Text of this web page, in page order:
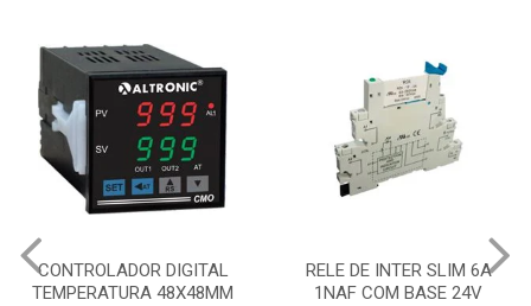
RELE DE INTER SLIM 6A
1NAF COM BASE 24V
INVERSOR FREQ TRIF 380V
07.5HP